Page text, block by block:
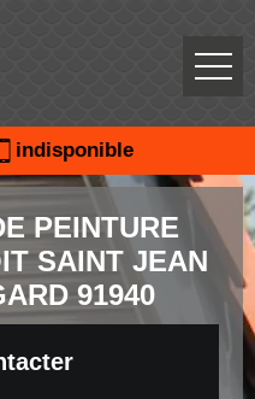
indisponible
PEINTURE
SAINT JEAN
91940